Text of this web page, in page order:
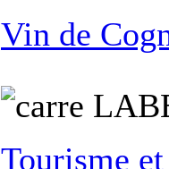
Vin de
L
Tourisme